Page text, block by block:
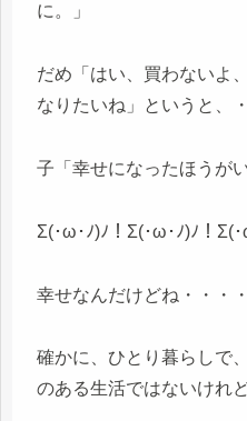
に。」
だめ「はい、買わないよ
なりたいね」というと、
子「幸せになったほうが
Σ(･ω･ﾉ)ﾉ！Σ(･ω･ﾉ)ﾉ！Σ(･
幸せなんだけどね・・・
確かに、ひとり暮らしで
のある生活ではないけれど